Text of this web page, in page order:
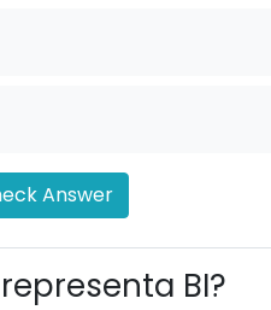
Answer
representa BI?